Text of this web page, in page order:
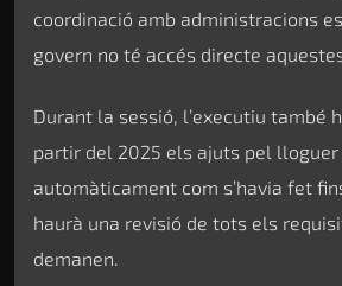
coordinació amb administracions
govern no té accés directe
Durant la sessió, l’executiu també
partir del 2025 els ajuts pel lloguer
automàticament com s’havia fet
haurà una revisió de tots els
demanen.